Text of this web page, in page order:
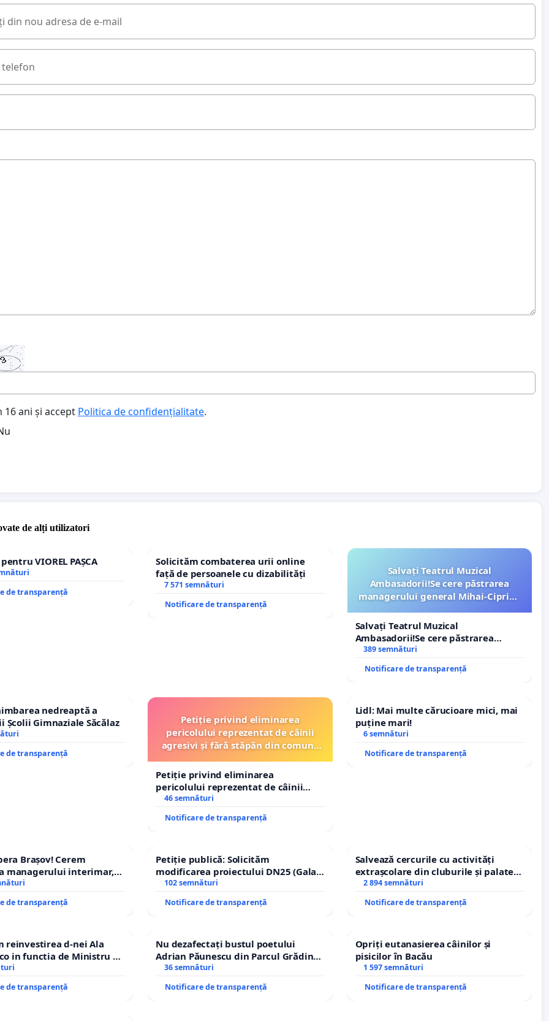
din nou adresa de e-mail
16 ani și accept Politica de confidențialitate.
de alți utilizatori
VIOREL PAȘCA
de transparență
Solicităm combaterea urii online
față de persoanele cu dizabilități
7 571 semnături
Notificare de transparență
Salvați Teatrul Muzical
Ambasadorii!Se cere păstrarea
managerului general Mihai-Ciprian
Salvați Teatrul Muzical
Ambasadorii!Se cere păstrarea
managerului general Mihai-Ciprian
389 semnături
Notificare de transparență
nedreaptă a
Școlii Gimnaziale Săcălaz
de transparență
Petiție privind eliminarea
pericolului reprezentat de câinii
agresivi și fără stăpân din comuna
Petiție privind eliminarea
pericolului reprezentat de câinii
agresivi și fără stăpân din comuna
46 semnături
Notificare de transparență
Lidl: Mai multe cărucioare mici, mai
puține mari!
6 semnături
Notificare de transparență
Brașov! Cerem
managerului interimar,
Marius!
de transparență
Petiție publică: Solicităm
modificarea proiectului DN25 (Galați
– Hanu Conachi) prin devierea
102 semnături
Notificare de transparență
Salvează cercurile cu activități
extrașcolare din cluburile și palatele
copiilor
2 894 semnături
Notificare de transparență
reinvestirea d-nei Ala
in functia de Ministru al
de transparență
Nu dezafectați bustul poetului
Adrian Păunescu din Parcul Grădina
Icoanei! Stop cenzurii culturale!
36 semnături
Notificare de transparență
Opriți eutanasierea câinilor și
pisicilor în Bacău
1 597 semnături
Notificare de transparență